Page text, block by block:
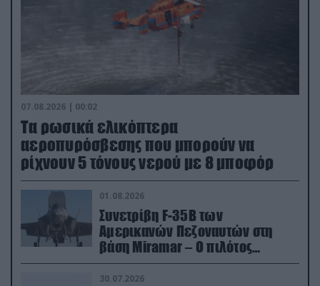
07.08.2026 | 00:02
Τα ρωσικά ελικόπτερα
αεροπυρόσβεσης που μπορούν να
ρίχνουν 5 τόνους νερού με 8 μποφόρ
01.08.2026
Συνετρίβη F-35B των
Αμερικανών Πεζοναυτών στη
βάση Miramar – Ο πιλότος
εκτινάχθηκε εγκαίρως
30.07.2026